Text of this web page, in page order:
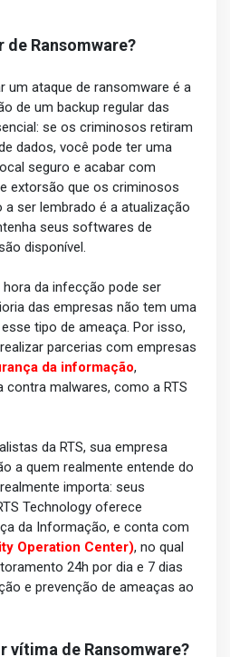
de Ransomware?
um ataque de ransomware é a
de um backup regular das
se os criminosos retiram
dados, você pode ter uma
seguro e acabar com
extorsão que os criminosos
ser lembrado é a atualização
seus softwares de
disponível.
da infecção pode ser
das empresas não tem uma
tipo de ameaça. Por isso,
parcerias com empresas
da informação,
contra malwares, como a RTS
da RTS, sua empresa
a quem realmente entende do
importa: seus
Technology oferece
da Informação, e conta com
Operation Center), no qual
24h por dia e 7 dias
e prevenção de ameaças ao
vítima de Ransomware?